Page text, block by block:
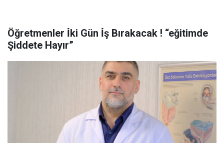
Öğretmenler İ̇ki Gün İ̇ş Bırakacak ! “eğitimde
Şiddete Hayır”